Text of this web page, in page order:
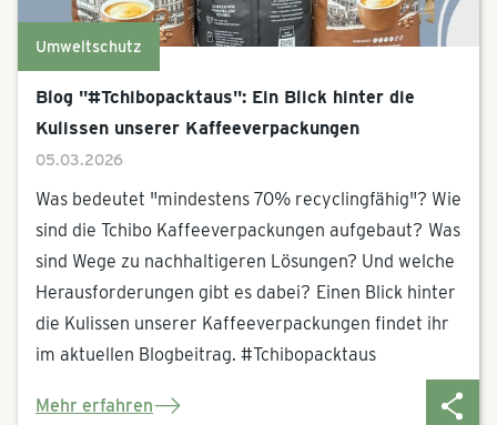
Umweltschutz
Blog "#Tchibopacktaus": Ein Blick hinter die
Kulissen unserer Kaffeeverpackungen
05.03.2026
Was bedeutet "mindestens 70% recyclingfähig"? Wie
sind die Tchibo Kaffeeverpackungen aufgebaut? Was
sind Wege zu nachhaltigeren Lösungen? Und welche
Herausforderungen gibt es dabei? Einen Blick hinter
die Kulissen unserer Kaffeeverpackungen findet ihr
im aktuellen Blogbeitrag. #Tchibopacktaus
Mehr erfahren